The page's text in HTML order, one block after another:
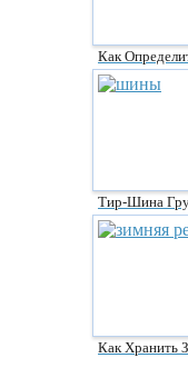
Как
Тир-Шина
Как Хранить